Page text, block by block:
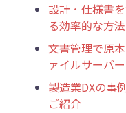
設計 ･ 仕様書
る効率的な方法
文書管理で原
ァイルサーバ
製造業DXの事
ご紹介